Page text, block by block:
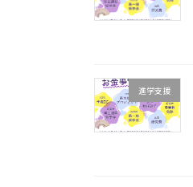
進学支援